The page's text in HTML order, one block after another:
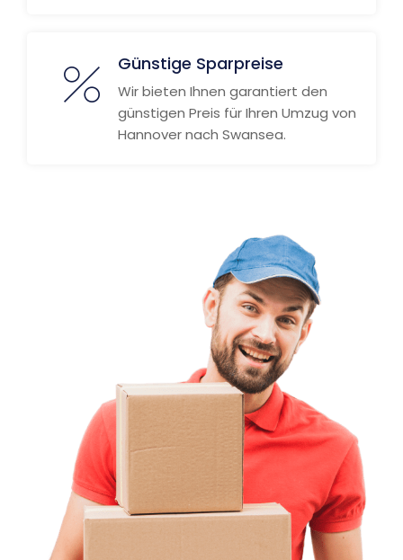
Günstige Sparpreise
Wir bieten Ihnen garantiert den
günstigen Preis für Ihren Umzug von
Hannover nach Swansea.